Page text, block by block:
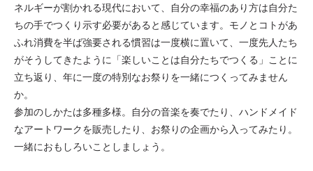
ネルギーが割かれる現代において、自分の幸福のあり方は自分た
ちの手でつくり示す必要があると感じています。モノとコトがあ
ふれ消費を半ば強要される慣習は一度横に置いて、一度先人たち
がそうしてきたように「楽しいことは自分たちでつくる」ことに
立ち返り、年に一度の特別なお祭りを一緒につくってみません
か。
参加のしかたは多種多様。自分の音楽を奏でたり、ハンドメイド
なアートワークを販売したり、お祭りの企画から入ってみたり。
一緒におもしろいことしましょう。